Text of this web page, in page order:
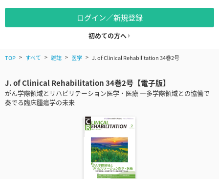
ログイン／新規登録
初めての方へ
TOP すべて 雑誌 医学 J. of Clinical Rehabilitation 34巻2号
J. of Clinical Rehabilitation 34巻2号【電子版】
がん学際領域とリハビリテーション医学・医療 ―多学際領域との協働で
奏でる臨床腫瘍学の未来